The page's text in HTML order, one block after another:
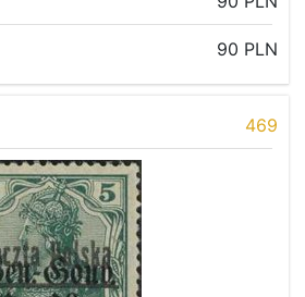
90 PLN
469